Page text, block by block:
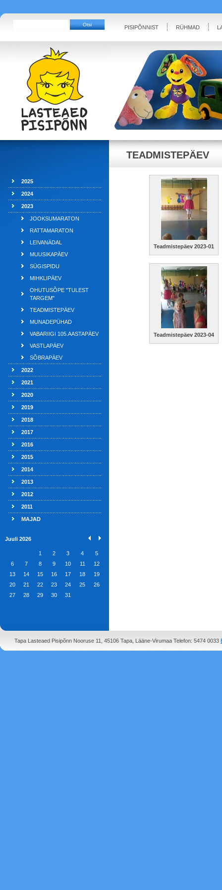
PISIPÕNNIST RÜHMAD
2025
2024
2023
JOOKSUMARATON
RATTAMARATON
LEIVANÄDAL
MUUSIKAPÄEV
SÜGISPIDU
MIHKLIPÄEV
OHUTUSÕPE "TULEST
TARGEM"
TEADMISTEPÄEV
MUNADEPÜHAD
VABARIIGI 105.AASTAPÄEV
VASTLAPÄEV
SÕBRAPÄEV
2022
2021
2020
2019
2018
2017
2016
2015
2014
2013
2012
2011
MAJAD
Juuli 2026
1 2 3 4
5
6
7 8 9 10 11
12
13
14 15 16 17 18
19
20
21 22 23 24 25
26
27
28 29 30 31
TEADMISTEPÄEV
Teadmistepäev 2023-01
Teadmistepäev 2023-04
Tapa Lasteaed Pisipõnn Nooruse 11, 45106 Tapa, Lääne-Virumaa Telefon: 5474 0033